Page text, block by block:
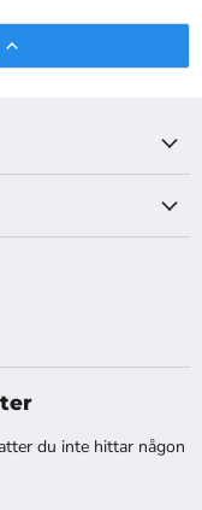
du inte hittar någon